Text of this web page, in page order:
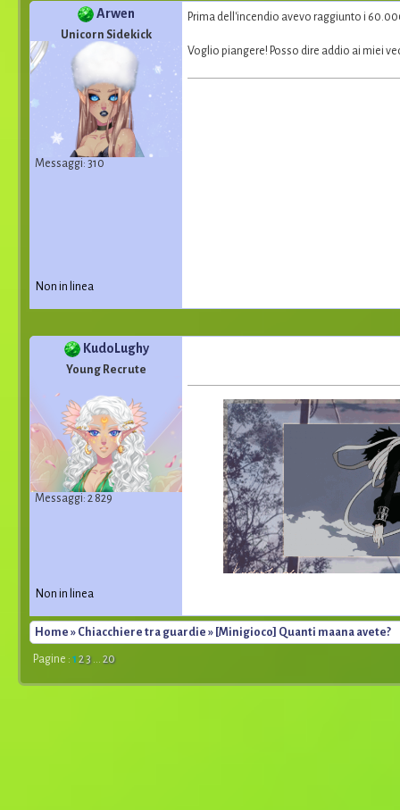
Arwen
Unicorn Sidekick
Messaggi: 310
Prima dell'incendio avevo raggiunto i
Voglio piangere! Posso dire addio ai miei
Non in linea
KudoLughy
Young Recrute
Messaggi: 2 829
Non in linea
Home » Chiacchiere tra guardie » [Minigioco] Quanti maana avete?
Pagine : 1 23 ... 20